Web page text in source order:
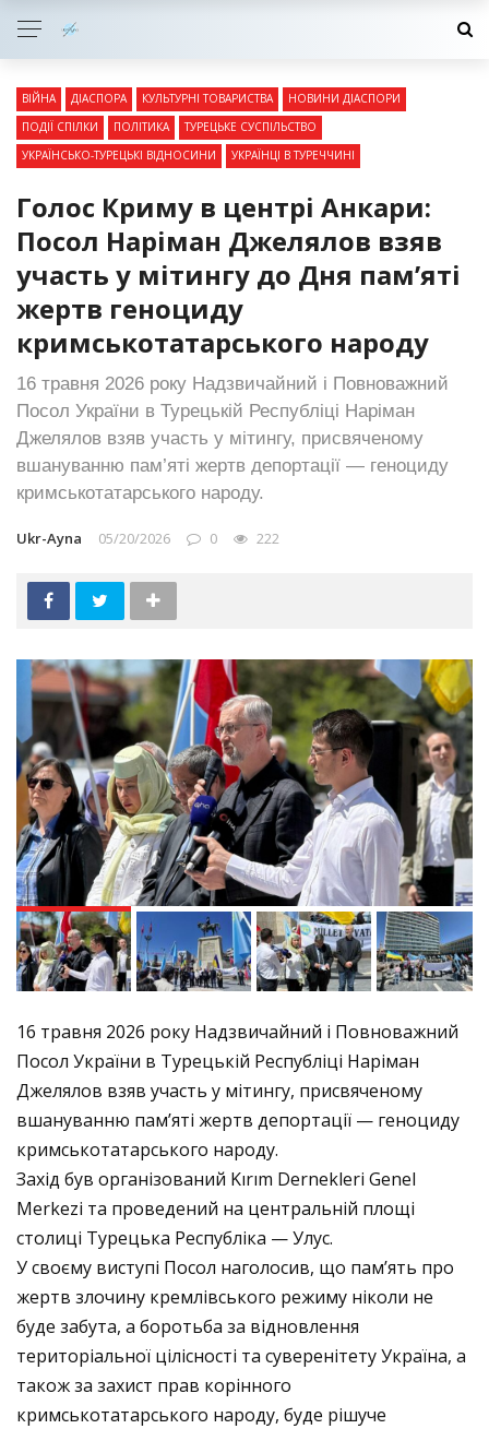
ВІЙНА ДІАСПОРА КУЛЬТУРНІ ТОВАРИСТВА
НОВИНИ ДІАСПОРИ
ПОДІЇ СПІЛКИ
ПОЛІТИКА
ТУРЕЦЬКЕ СУСПІЛЬСТВО
УКРАЇНСЬКО-ТУРЕЦЬКІ ВІДНОСИНИ
УКРАЇНЦІ В ТУРЕЧЧИНІ
Голос Криму в центрі Анкари:
Посол Наріман Джелялов взяв
участь у мітингу до Дня пам’яті
жертв геноциду
кримськотатарського народу
16 травня 2026 року Надзвичайний і Повноважний
Посол України в Турецькій Республіці Наріман
Джелялов взяв участь у мітингу, присвяченому
вшануванню пам’яті жертв депортації — геноциду
кримськотатарського народу.
Ukr-Ayna 05/20/2026 0 222
16 травня 2026 року Надзвичайний і Повноважний
Посол України в Турецькій Республіці Наріман
Джелялов взяв участь у мітингу, присвяченому
вшануванню пам’яті жертв депортації — геноциду
кримськотатарського народу.
Захід був організований Kırım Dernekleri Genel
Merkezi та проведений на центральній площі
столиці Турецька Республіка — Улус.
У своєму виступі Посол наголосив, що пам’ять про
жертв злочину кремлівського режиму ніколи не
буде забута, а боротьба за відновлення
територіальної цілісності та суверенітету Україна, а
також за захист прав корінного
кримськотатарського народу, буде рішуче